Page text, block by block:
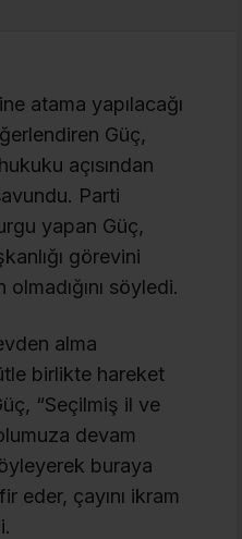
atama yapılacağı
Güç,
açısından
Parti
yapan Güç,
görevini
olmadığını söyledi.
alma
birlikte hareket
“Seçilmiş il ve
devam
buraya
eder, çayını ikram